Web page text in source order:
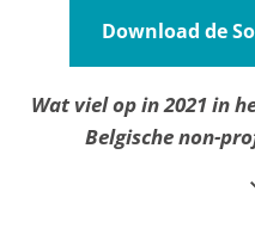
Download de
Wat viel op in 2021 in
Belgische non-